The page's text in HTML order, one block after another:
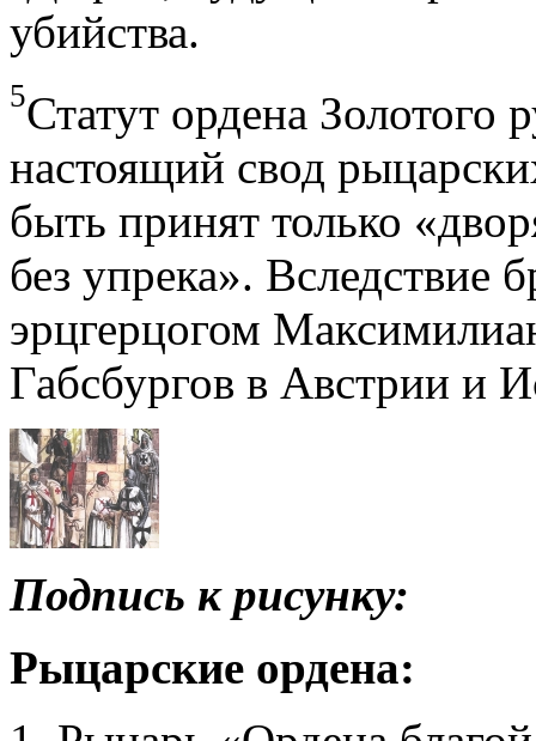
убийства.
5Статут ордена Золотого
настоящий свод
быть принят только
без упрека». Вследствие
эрцгерцогом
Габсбургов в Австрии и
Подпись к рисунку:
Рыцарские ордена: